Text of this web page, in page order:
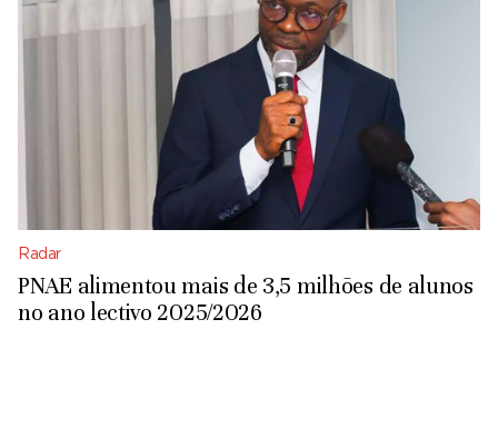
Radar
PNAE alimentou mais de 3,5 milhões de alunos
no ano lectivo 2025/2026